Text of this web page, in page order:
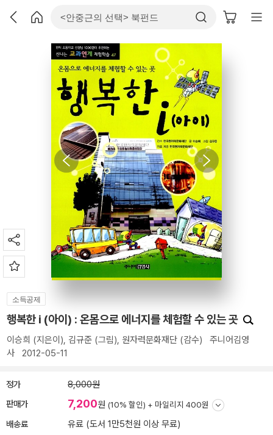
소득공제
행복한 i (아이) : 온몸으로 에너지를 체험할 수 있는 곳
이승희 (지은이), 김규준 (그림), 원자력문화재단 (감수) 주니어김영
사 2012-05-11
정가 8,000원
판매가 7,200원 (10% 할인) + 마일리지 400원
배송료
유료 (도서 1만5천원 이상 무료)